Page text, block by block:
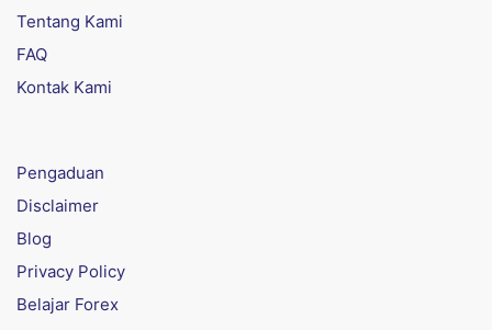
Tentang Kami
FAQ
Kontak Kami
Pengaduan
Disclaimer
Blog
Privacy Policy
Belajar Forex